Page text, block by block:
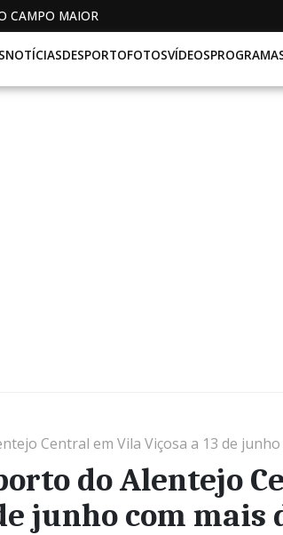
CAMPO MAIOR
NOTÍCIASDESPORTOFOTOSVÍDEOS
Central em Vila Viçosa a 13 de
do Alentejo
junho com mais